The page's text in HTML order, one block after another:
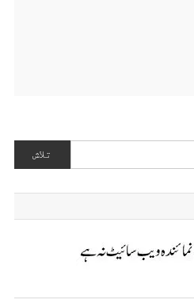
تلاش